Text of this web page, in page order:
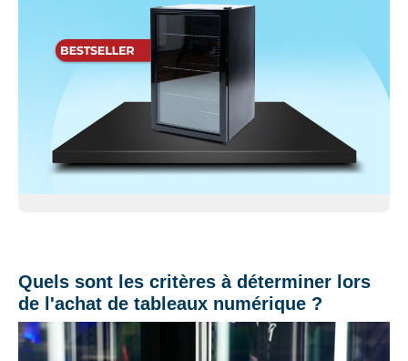
Quels sont les critères à déterminer lors
de l'achat de tableaux numérique ?